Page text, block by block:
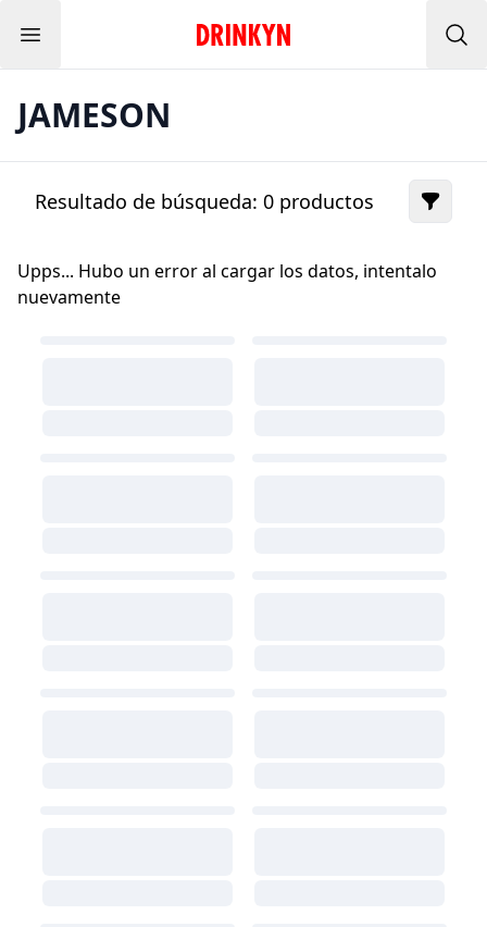
Menu Inicio Drinkyn
JAMESON
Resultado de búsqueda: 0 productos
Upps... Hubo un error al cargar los datos, intentalo
nuevamente